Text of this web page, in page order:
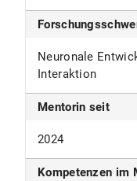
Neuronale
Interaktion
Mentorin seit
2024
Kompetenzen im